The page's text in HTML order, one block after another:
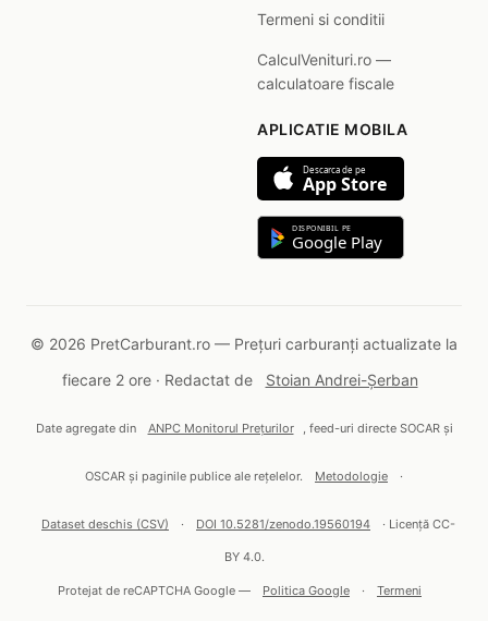
Termeni si conditii
CalculVenituri.ro —
calculatoare fiscale
APLICATIE MOBILA
Descarca de pe
App Store
DISPONIBIL PE
Google Play
© 2026 PretCarburant.ro — Prețuri carburanți actualizate la
fiecare 2 ore · Redactat de
Stoian Andrei-Șerban
Date agregate din ANPC Monitorul Prețurilor , feed-uri directe SOCAR și
OSCAR și paginile publice ale rețelelor. Metodologie ·
Dataset deschis (CSV) · DOI 10.5281/zenodo.19560194 · Licență CC-
BY 4.0.
Protejat de reCAPTCHA Google — Politica Google · Termeni